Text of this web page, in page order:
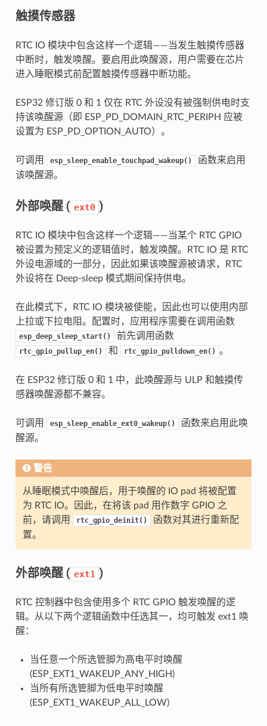
触摸传感器
RTC IO 模块中包含这样一个逻辑——当发生触摸传感器
中断时，触发唤醒。要启用此唤醒源，用户需要在芯片
进入睡眠模式前配置触摸传感器中断功能。
ESP32 修订版 0 和 1 仅在 RTC 外设没有被强制供电时支
持该唤醒源（即 ESP_PD_DOMAIN_RTC_PERIPH 应被
设置为 ESP_PD_OPTION_AUTO）。
可调用 esp_sleep_enable_touchpad_wakeup()
函数来启用
该唤醒源。
外部唤醒 ( ext0 )
RTC IO 模块中包含这样一个逻辑——当某个 RTC GPIO
被设置为预定义的逻辑值时，触发唤醒。RTC IO 是 RTC
外设电源域的一部分，因此如果该唤醒源被请求，RTC
外设将在 Deep-sleep 模式期间保持供电。
在此模式下，RTC IO 模块被使能，因此也可以使用内部
上拉或下拉电阻。配置时，应用程序需要在调用函数
esp_deep_sleep_start() 前先调用函数
rtc_gpio_pullup_en() 和 rtc_gpio_pulldown_en() 。
在 ESP32 修订版 0 和 1 中，此唤醒源与 ULP 和触摸传
感器唤醒源都不兼容。
可调用 esp_sleep_enable_ext0_wakeup()
函数来启用此唤
醒源。
警告
从睡眠模式中唤醒后，用于唤醒的 IO pad 将被配置
为 RTC IO。因此，在将该 pad 用作数字 GPIO 之
前，请调用
rtc_gpio_deinit()
函数对其进行重新配
置。
外部唤醒 ( ext1 )
RTC 控制器中包含使用多个 RTC GPIO 触发唤醒的逻
辑。从以下两个逻辑函数中任选其一，均可触发 ext1 唤
醒：
当任意一个所选管脚为高电平时唤醒
(ESP_EXT1_WAKEUP_ANY_HIGH)
当所有所选管脚为低电平时唤醒
(ESP_EXT1_WAKEUP_ALL_LOW)